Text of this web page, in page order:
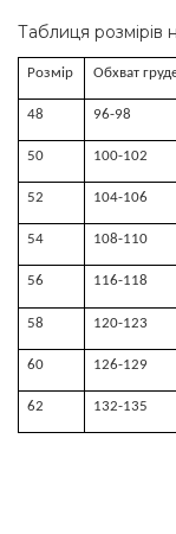
Таблиця розмірів
Розмір Обхват
48 96-98
50 100-102
52 104-106
54 108-110
56 116-118
58 120-123
60 126-129
62 132-135